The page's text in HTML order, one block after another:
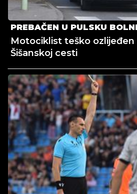
PREBAČEN U PULSKU
Motociklist teško ozlijeđen
Šišanskoj cesti